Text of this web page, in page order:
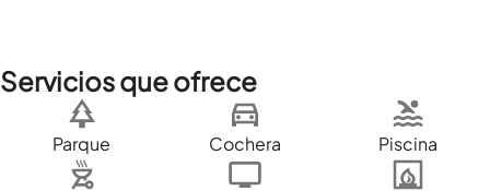
Servicios que ofrece
Parque Cochera Piscina